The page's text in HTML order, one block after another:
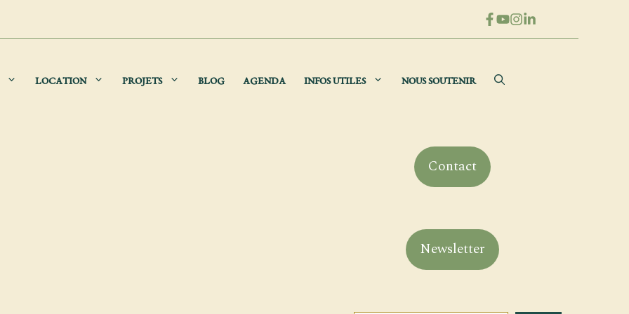
LOCATION PROJETS BLOG AGENDA INFOS UTILES NOUS SOUTENIR
Contact
Newsletter